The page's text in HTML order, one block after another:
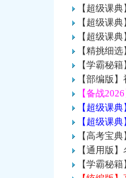
【超级课
【超级课
【超级课
【精挑细
【学霸秘
【部编版
【备战
【超级课
【超级课
【高考宝
【通用版
【学霸秘